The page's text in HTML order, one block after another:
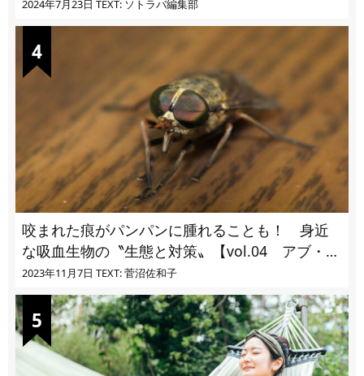
2024年7月23日 TEXT: ソトラバ編集部
咬まれた痕がパンパンに腫れることも！ 身近
な吸血生物の〝生態と対策〟【vol.04 アブ・ブ
ユ・ヌカカ】
2023年11月7日 TEXT: 菅沼佐和子